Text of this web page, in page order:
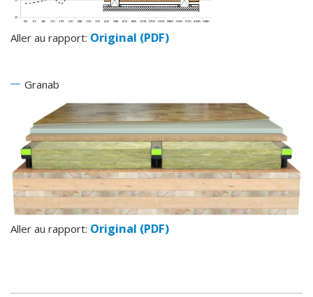
Aller au rapport: Original (PDF)
Granab
Aller au rapport: Original (PDF)